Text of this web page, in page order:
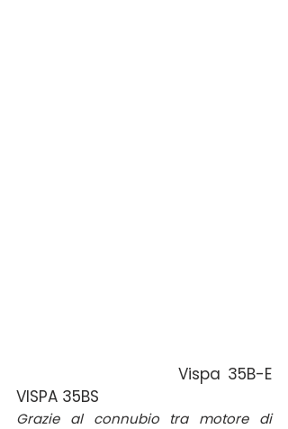
VISPA 35BS
Grazie al connubio tra motore di